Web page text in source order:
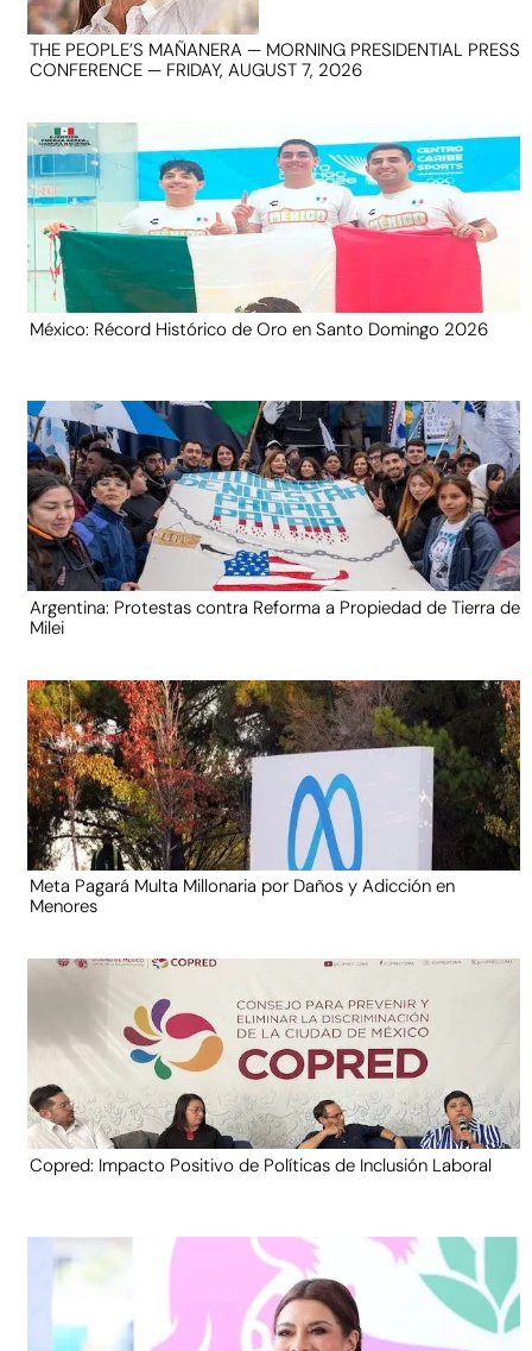
THE PEOPLE’S MAÑANERA — MORNING PRESIDENTIAL PRESS
CONFERENCE — FRIDAY, AUGUST 7, 2026
México: Récord Histórico de Oro en Santo Domingo 2026
Argentina: Protestas contra Reforma a Propiedad de Tierra de
Milei
Meta Pagará Multa Millonaria por Daños y Adicción en
Menores
Copred: Impacto Positivo de Políticas de Inclusión Laboral